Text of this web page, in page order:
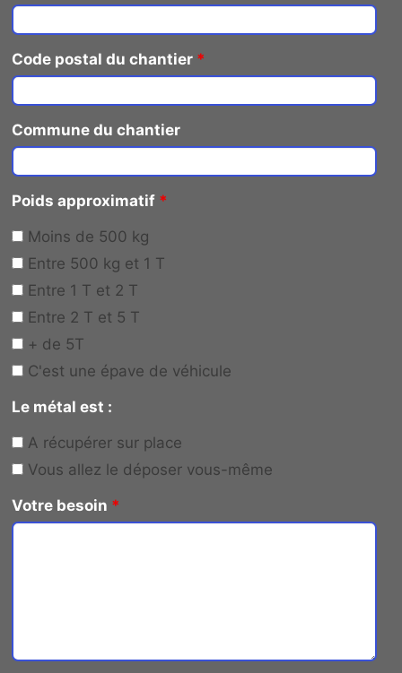
Code postal du chantier *
Commune du chantier
Poids approximatif *
Moins de 500 kg
Entre 500 kg et 1 T
Entre 1 T et 2 T
Entre 2 T et 5 T
+ de 5T
C'est une épave de véhicule
Le métal est :
A récupérer sur place
Vous allez le déposer vous-même
Votre besoin *